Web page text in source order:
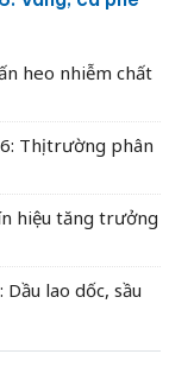
heo nhiễm chất
Thị trường phân
hiệu tăng trưởng
lao dốc, sầu